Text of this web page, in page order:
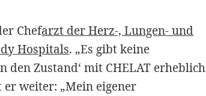
Chefarzt der Herz-, Lungen- und
Hospitals. „Es gibt keine
Zustand‘ mit CHELAT erheblich
weiter: „Mein eigener